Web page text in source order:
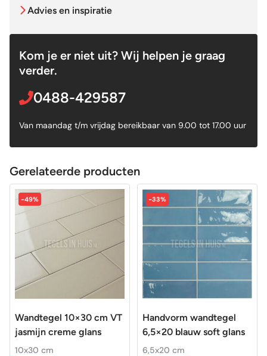
Advies en inspiratie
Kom je er niet uit? Wij helpen je graag
verder.
0488-429587
Van maandag t/m vrijdag bereikbaar van 9.00 tot 17.00 uur
Gerelateerde producten
-49%
Wandtegel 10×30 cm VT
jasmijn creme glans
10x30 cm
-33%
Handvorm wandtegel
6,5×20 blauw soft glans
6,5x20 cm